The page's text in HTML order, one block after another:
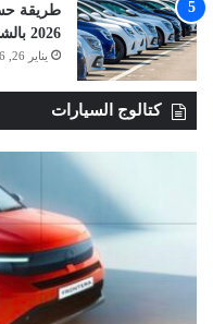
طريقة
2026 بالشهر العقاري| مستند رسمي
يناير 26, 2026
كتالوج السيارات